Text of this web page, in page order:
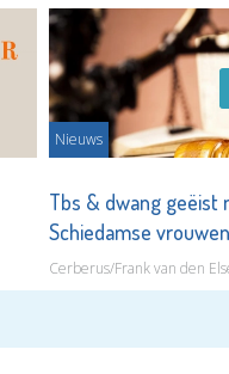
Nieuws
Tbs & dwang geëist
Schiedamse
Cerberus/Frank van den